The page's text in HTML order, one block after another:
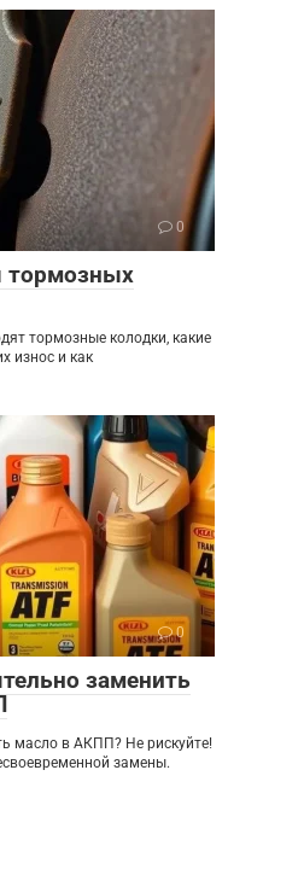
0
тормозные колодки, какие
износ и как
0
заменить
масло в АКПП? Не рискуйте!
замены.